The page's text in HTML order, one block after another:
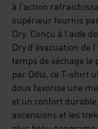
à l’action
supérieur fournis
Dry. Conçu à l’aide
Dry d’évacuation de
temps de séchage
par Odlo, ce T-shirt
doux favorise une
et un confort
ascensions et les